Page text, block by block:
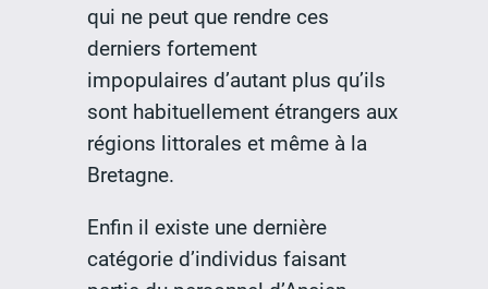
qui ne peut que rendre ces
derniers fortement
impopulaires d’autant plus qu’ils
sont habituellement étrangers aux
régions littorales et même à la
Bretagne.
Enfin il existe une dernière
catégorie d’individus faisant